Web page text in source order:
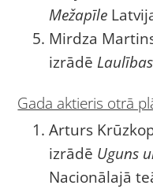
Mežapīle
Mirdza
izrādē
Gada aktieris otrā
Arturs
izrādē Uguns
Nacionālajā